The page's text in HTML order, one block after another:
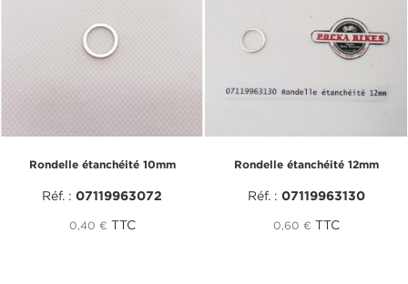
Rondelle étanchéité 10mm
Réf. : 07119963072
0,40 € TTC
Rondelle étanchéité 12mm
Réf. : 07119963130
0,60 € TTC